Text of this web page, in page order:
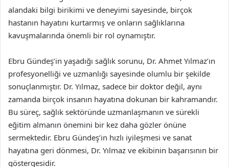
alandaki bilgi birikimi ve deneyimi sayesinde, birçok
hastanın hayatını kurtarmış ve onların sağlıklarına
kavuşmalarında önemli bir rol oynamıştır.
Ebru Gündeş’in yaşadığı sağlık sorunu, Dr. Ahmet Yılmaz’ın
profesyonelliği ve uzmanlığı sayesinde olumlu bir şekilde
sonuçlanmıştır. Dr. Yılmaz, sadece bir doktor değil, aynı
zamanda birçok insanın hayatına dokunan bir kahramandır.
Bu süreç, sağlık sektöründe uzmanlaşmanın ve sürekli
eğitim almanın önemini bir kez daha gözler önüne
sermektedir. Ebru Gündeş’in hızlı iyileşmesi ve sanat
hayatına geri dönmesi, Dr. Yılmaz ve ekibinin başarısının bir
göstergesidir.